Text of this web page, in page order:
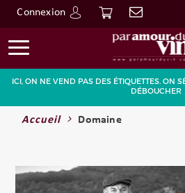
Connexion
ICI, ON NE VEND PAS DES ÉTIQUETTES. ON
DÉBOUCHER
Accueil Domaine